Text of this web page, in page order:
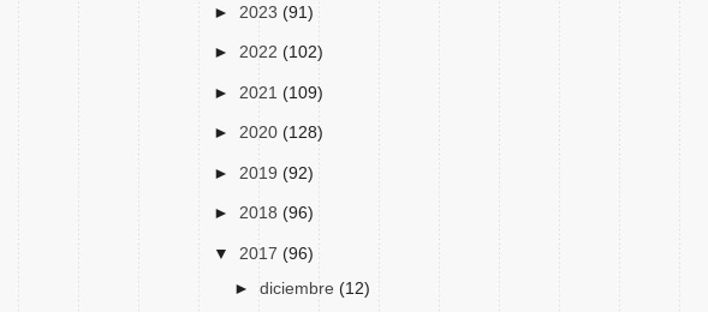
► 2023 (91)
► 2022 (102)
► 2021 (109)
► 2020 (128)
► 2019 (92)
► 2018 (96)
▼ 2017 (96)
► diciembre (12)